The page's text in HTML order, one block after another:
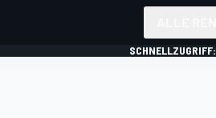
SCHNELLZUGRIFF: